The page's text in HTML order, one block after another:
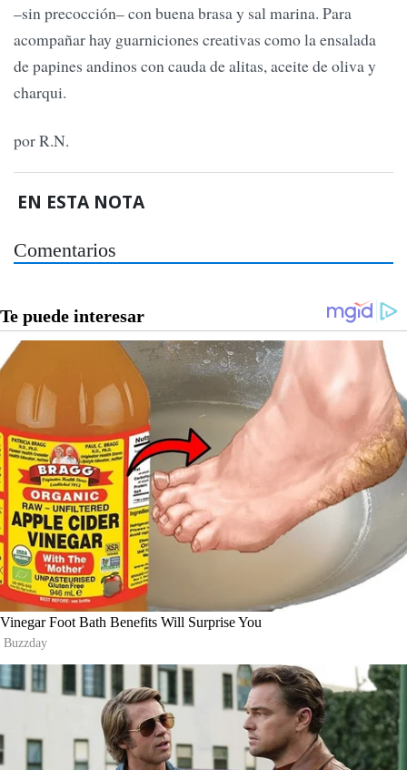
–sin precocción– con buena brasa y sal marina. Para
acompañar hay guarniciones creativas como la ensalada
de papines andinos con cauda de alitas, aceite de oliva y
charqui.
por R.N.
EN ESTA NOTA
Comentarios